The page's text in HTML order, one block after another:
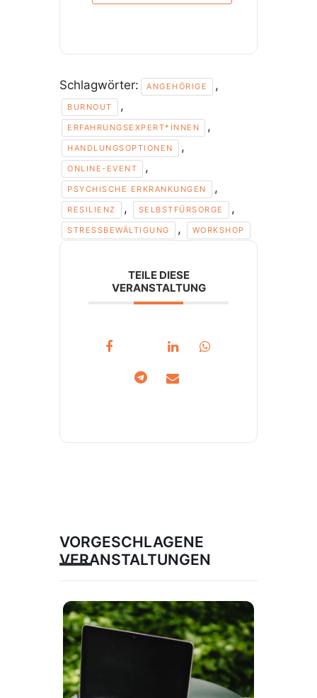
Schlagwörter: ANGEHÖRIGE ,
BURNOUT ,
ERFAHRUNGSEXPERT*INNEN ,
HANDLUNGSOPTIONEN ,
ONLINE-EVENT ,
PSYCHISCHE ERKRANKUNGEN ,
RESILIENZ , SELBSTFÜRSORGE ,
STRESSBEWÄLTIGUNG , WORKSHOP
TEILE DIESE
VERANSTALTUNG
VORGESCHLAGENE
VERANSTALTUNGEN